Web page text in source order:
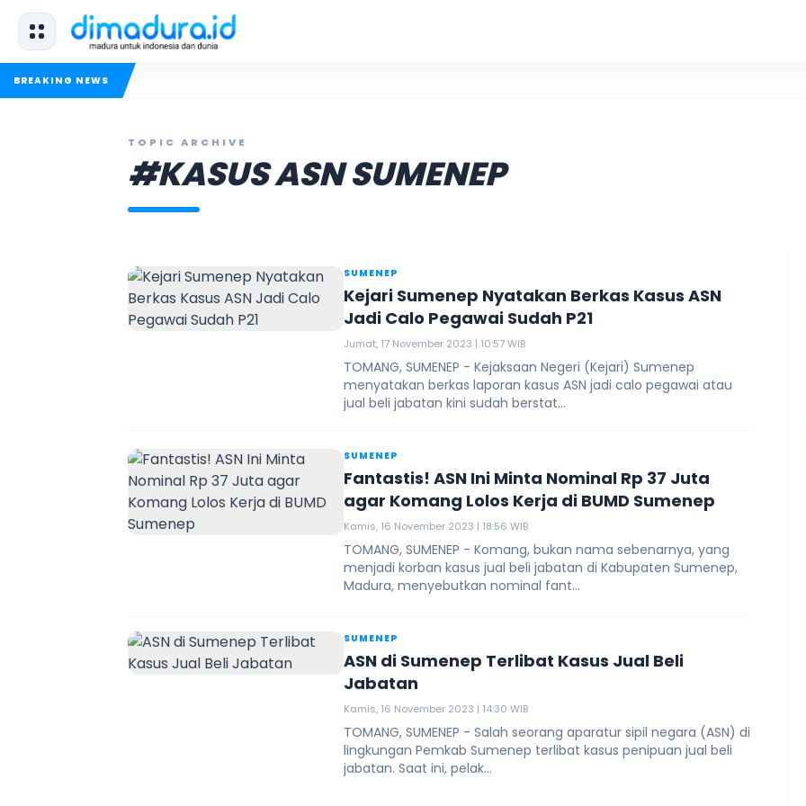
BREAKING NEWS
TOPIC ARCHIVE
#KASUS ASN SUMENEP
SUMENEP
Kejari Sumenep Nyatakan Berkas Kasus ASN
Jadi Calo Pegawai Sudah P21
Jumat, 17 November 2023 | 10:57 WIB
TOMANG, SUMENEP - Kejaksaan Negeri (Kejari) Sumenep
menyatakan berkas laporan kasus ASN jadi calo pegawai atau
jual beli jabatan kini sudah berstat...
SUMENEP
Fantastis! ASN Ini Minta Nominal Rp 37 Juta
agar Komang Lolos Kerja di BUMD Sumenep
Kamis, 16 November 2023 | 18:56 WIB
TOMANG, SUMENEP - Komang, bukan nama sebenarnya, yang
menjadi korban kasus jual beli jabatan di Kabupaten Sumenep,
Madura, menyebutkan nominal fant...
SUMENEP
ASN di Sumenep Terlibat Kasus Jual Beli
Jabatan
Kamis, 16 November 2023 | 14:30 WIB
TOMANG, SUMENEP - Salah seorang aparatur sipil negara (ASN) di
lingkungan Pemkab Sumenep terlibat kasus penipuan jual beli
jabatan. Saat ini, pelak...